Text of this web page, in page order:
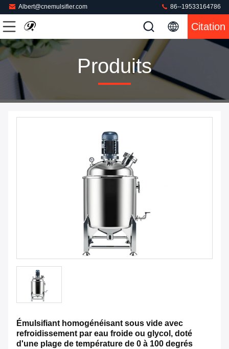
Albert@cnemulsifier.com 86--19533164786
Citation
Produits
Émulsifiant homogénéisant sous vide avec
refroidissement par eau froide ou glycol, doté
d'une plage de température de 0 à 100 degrés